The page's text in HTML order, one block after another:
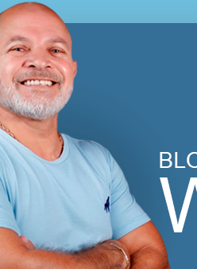
Wilton